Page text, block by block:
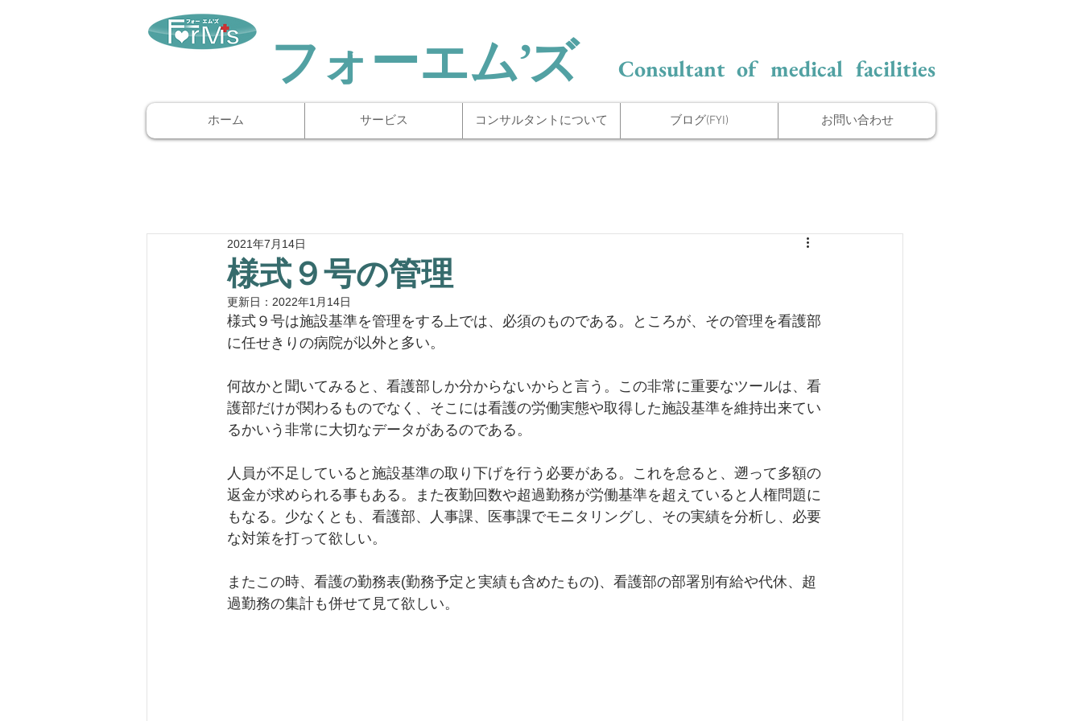
​フォーエム’ズ Consultant of medical facilities
ホーム サービス コンサルタントについて ブログ(FYI) お問い合わせ
様式９号の管理
2021年7月14日
更新日： 2022年1月14日
様式９号は施設基準を管理をする上では、必須のものである。ところが、その管理を看護部
に任せきりの病院が以外と多い。
何故かと聞いてみると、看護部しか分からないからと言う。この非常に重要なツールは、看
護部だけが関わるものでなく、そこには看護の労働実態や取得した施設基準を維持出来てい
るかいう非常に大切なデータがあるのである。
人員が不足していると施設基準の取り下げを行う必要がある。これを怠ると、遡って多額の
返金が求められる事もある。また夜勤回数や超過勤務が労働基準を超えていると人権問題に
もなる。少なくとも、看護部、人事課、医事課でモニタリングし、その実績を分析し、必要
な対策を打って欲しい。
またこの時、看護の勤務表(勤務予定と実績も含めたもの)、看護部の部署別有給や代休、超
過勤務の集計も併せて見て欲しい。